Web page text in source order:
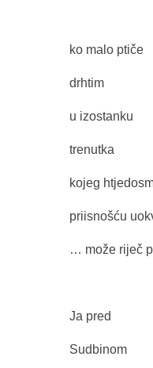
ko malo ptiče
drhtim
u izostanku
trenutka
kojeg
priisnošću
… može riječ
Ja pred
Sudbinom